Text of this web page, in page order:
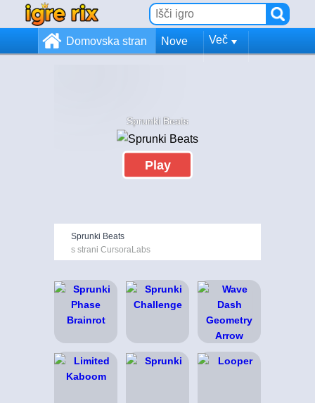
Domovska stran Nove Več
Sprunki Beats
Play
Sprunki Beats
s strani CursoraLabs